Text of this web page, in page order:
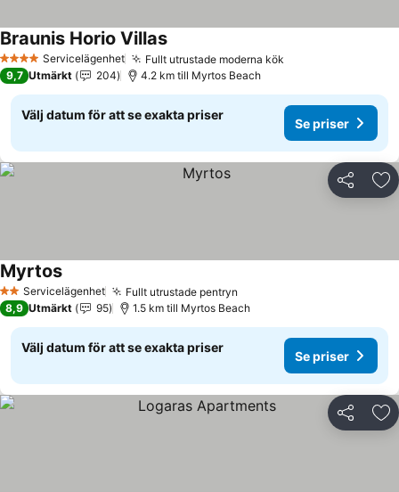
4 StjärnorServicelägenhet Fullt utrustade moderna kök
Braunis Horio VillasSe priser
9,7 Utmärkt 204 4.2 km till Myrtos Beach
Välj datum för att se exakta priser
Se priser
Dela
2 StjärnorServicelägenhet Fullt utrustade pentryn
MyrtosSe priser
8,9 Utmärkt 95 1.5 km till Myrtos Beach
Välj datum för att se exakta priser
Se priser
Dela